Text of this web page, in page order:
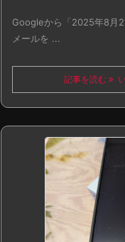
Googleから「2025年8月
メールを ...
記事を読む